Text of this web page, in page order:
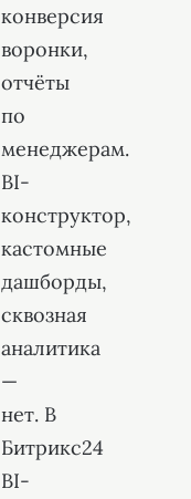
конверсия
воронки,
отчёты
по
менеджерам.
BI-
конструктор,
кастомные
дашборды,
сквозная
аналитика
—
нет. В
Битрикс24
BI-